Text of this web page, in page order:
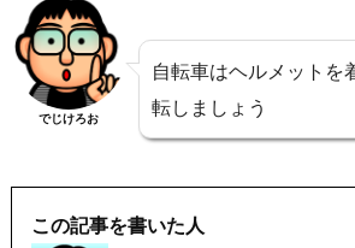
でじけろお
自転車はヘルメットを
転しましょう
この記事を書いた人